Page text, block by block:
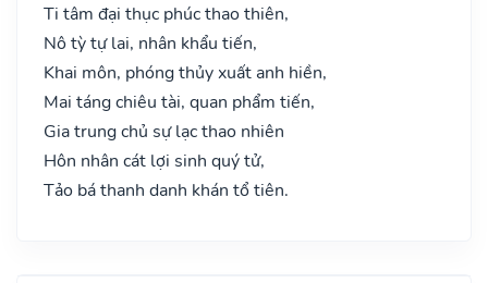
Ti tâm đại thục phúc thao thiên,
Nô tỳ tự lai, nhân khẩu tiến,
Khai môn, phóng thủy xuất anh hiền,
Mai táng chiêu tài, quan phẩm tiến,
Gia trung chủ sự lạc thao nhiên
Hôn nhân cát lợi sinh quý tử,
Tảo bá thanh danh khán tổ tiên.